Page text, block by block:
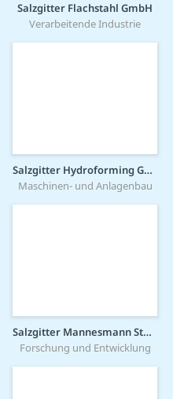
Salzgitter Flachstahl GmbH
Verarbeitende Industrie
Salzgitter Hydroforming GmbH & Co. KG
Maschinen- und Anlagenbau
Salzgitter Mannesmann Stahlservice GmbH
Forschung und Entwicklung